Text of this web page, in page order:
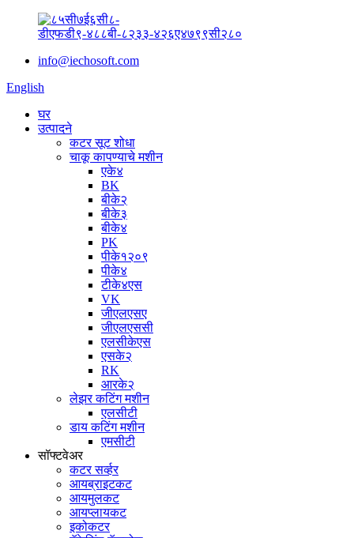
info@iechosoft.com
English
घर
उत्पादने
कटर सूट शोधा
चाकू कापण्याचे मशीन
एके४
BK
बीके२
बीके३
बीके४
PK
पीके१२०९
पीके४
टीके४एस
VK
जीएलएसए
जीएलएससी
एलसीकेएस
एसके२
RK
आरके२
लेझर कटिंग मशीन
एलसीटी
डाय कटिंग मशीन
एमसीटी
सॉफ्टवेअर
कटर सर्व्हर
आयब्राइटकट
आयमुलकट
आयप्लायकट
इकोकटर